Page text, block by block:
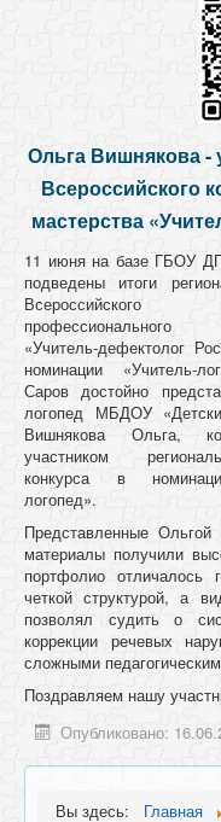
Ольга Вишнякова -
Всероссийского
мастерства
11 июня на базе ГБОУ
подведены итоги
профессионального
«Учитель-дефектолог
номинации «Учитель-
Саров достойно
логопед МБДОУ
Вишнякова Ольга,
участником
конкурса в
логопед».
Представленные
материалы получили
портфолио отличалось
четкой структурой, а
позволял судить о
коррекции речевых
сложными
Поздравляем нашу
Опубликовано:
Вы здесь:
Главная